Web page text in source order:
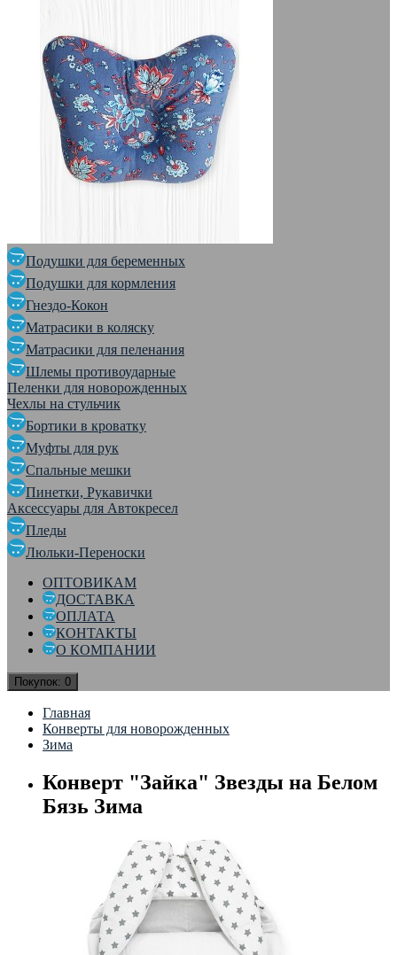
Подушки для беременных
Подушки для кормления
Гнездо-Кокон
Матрасики в коляску
Матрасики для пеленания
Шлемы противоударные
Пеленки для новорожденных
Чехлы на стульчик
Бортики в кроватку
Муфты для рук
Спальные мешки
Пинетки, Рукавички
Аксессуары для Автокресел
Пледы
Люльки-Переноски
ОПТОВИКАМ
ДОСТАВКА
ОПЛАТА
КОНТАКТЫ
О КОМПАНИИ
Покупок: 0
Главная
Конверты для новорожденных
Зима
Конверт "Зайка" Звезды на Белом
Бязь Зима